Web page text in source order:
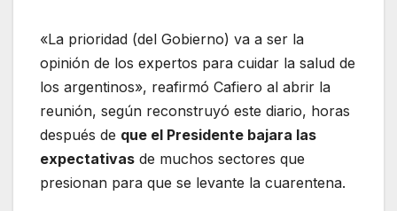
«La prioridad (del Gobierno) va a ser la
opinión de los expertos para cuidar la salud de
los argentinos», reafirmó Cafiero al abrir la
reunión, según reconstruyó este diario, horas
después de que el Presidente bajara las
expectativas de muchos sectores que
presionan para que se levante la cuarentena.